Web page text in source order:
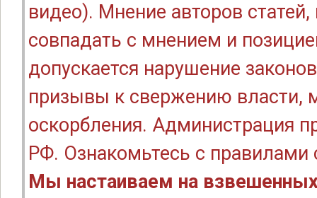
видео). Мнение авторов
совпадать с мнением и
допускается нарушение
призывы к свержению власти,
оскорбления. Администрация
РФ. Ознакомьтесь с правилами
Мы настаиваем на